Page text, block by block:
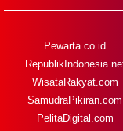
Pewarta.co.id
WisataRakyat.com
SamudraPikiran.com
PelitaDigital.com